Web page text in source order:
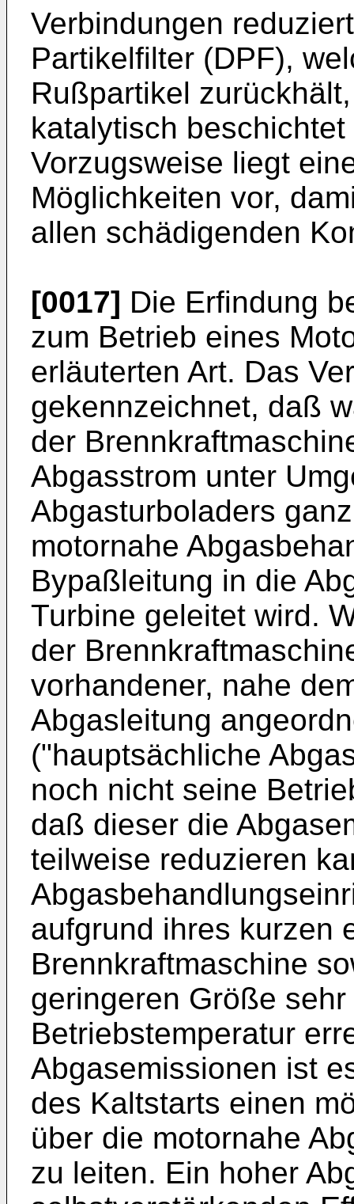
Verbindungen
Partikelfilter (DPF),
Rußpartikel
katalytisch
Vorzugsweise liegt
Möglichkeiten vor,
allen schädigenden
[0017] Die Erfindung
zum Betrieb eines
erläuterten Art. Das
gekennzeichnet, daß
der
Abgasstrom unter
Abgasturboladers
motornahe
Bypaßleitung in die
Turbine geleitet wird.
der
vorhandener, nahe
Abgasleitung
("hauptsächliche
noch nicht seine
daß dieser die
teilweise reduzieren
aufgrund ihres kurzen
Brennkraftmaschine
geringeren Größe
Betriebstemperatur
Abgasemissionen ist
des Kaltstarts einen
über die motornahe
zu leiten. Ein hoher